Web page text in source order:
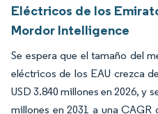
Eléctricos de los
Mordor Intelligence
Se espera que el tamaño del
eléctricos de los EAU crezca
USD 3.840 millones en 2026, y
millones en 2031 a una CAGR